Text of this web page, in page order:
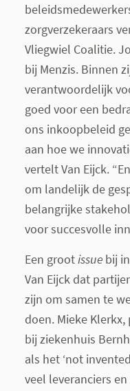
zorgverzekeraars
Vliegwiel Coalitie.
bij Menzis. Binnen
verantwoordelijk
goed voor een
ons inkoopbeleid
aan hoe we
vertelt Van Eijck.
om landelijk de
belangrijke
voor succesvolle
Een grootissue bij
Van Eijck dat
zijn om samen te
doen. Mieke
bij ziekenhuis
als het ‘not
veel leveranciers